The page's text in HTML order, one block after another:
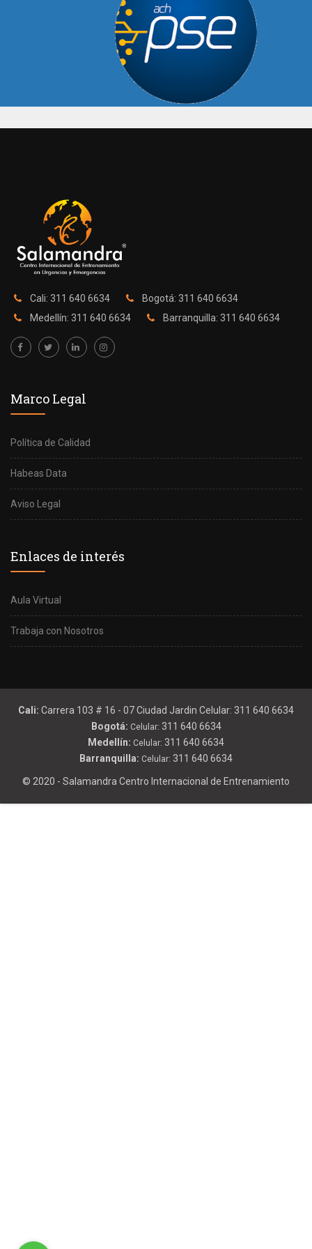
Cali: 311 640 6634
Bogotá: 311 640 6634
Medellín: 311 640 6634
Barranquilla: 311 640 6634
Marco Legal
Política de Calidad
Habeas Data
Aviso Legal
Enlaces de interés
Aula Virtual
Trabaja con Nosotros
Cali: Carrera 103 # 16 - 07 Ciudad Jardin Celular: 311 640 6634
Bogotá: Celular: 311 640 6634
Medellín: Celular: 311 640 6634
Barranquilla: Celular: 311 640 6634
© 2020 - Salamandra Centro Internacional de Entrenamiento